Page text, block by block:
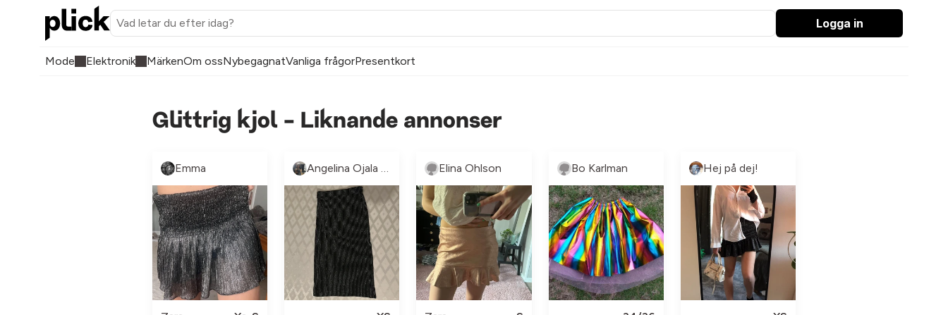
Logga in
Mode Elektronik MärkenOm ossNybegagnatVanliga frågorPresentkort
Glittrig kjol - Liknande annonser
Emma Angelina Ojala Sayavong Elina Ohlson Bo Karlman Hej på dej!